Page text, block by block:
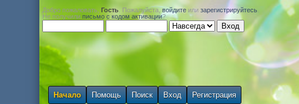
Добро пожаловать,Гость . Пожалуйста,войдите илизарегистрируйтесь
Не получилиписьмо с кодом активации?
Начало Помощь Поиск Вход Регистрация